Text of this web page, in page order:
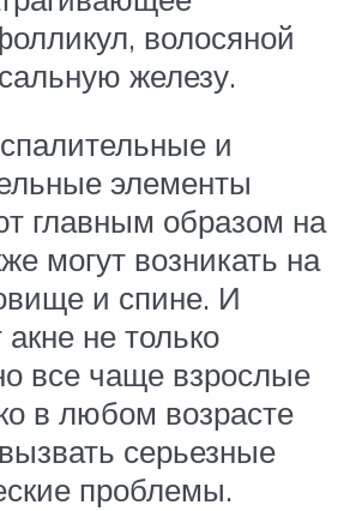
волосяной
железу.
и
элементы
главным образом на
могут возникать на
и спине. И
не только
все чаще взрослые
в любом возрасте
серьезные
проблемы.